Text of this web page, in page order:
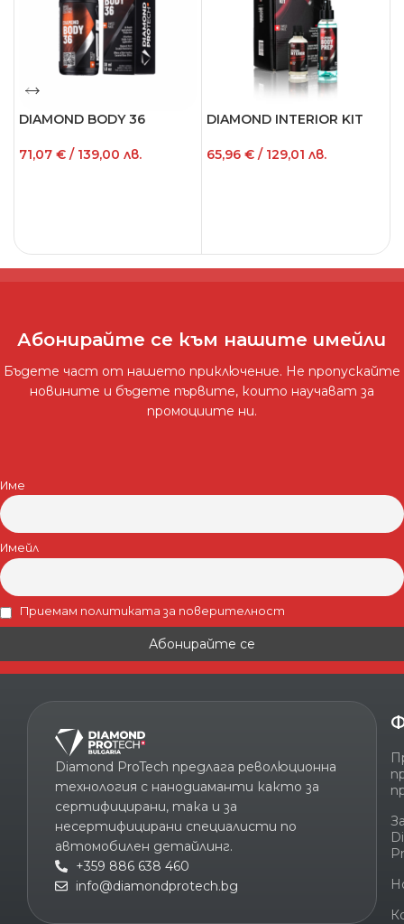
DIAMOND BODY 36
71,07 € / 139,00 лв.
DIAMOND INTERIOR KIT
65,96 € / 129,01 лв.
Абонирайте се към нашите имейли
Бъдете част от нашето приключение. Не пропускайте
новините и бъдете първите, които научават за
промоциите ни.
Име
Имейл
Приемам политиката за поверителност
Diamond ProTech предлага революционна
технология с нанодиаманти както за
сертифицирани, така и за
несертифицирани специалисти по
автомобилен детайлинг.
+359 886 638 460
info@diamondprotech.bg